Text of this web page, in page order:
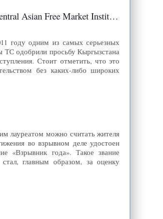
Asian Free Market Institute
году одним из самых серьезных
ТС одобрили просьбу Кыргызстана
Стоит отметить, что это
без каких-либо широких
лауреатом можно считать жителя
во взрывном деле удостоен
«Взрывник года». Такое звание
главным образом, за оценку